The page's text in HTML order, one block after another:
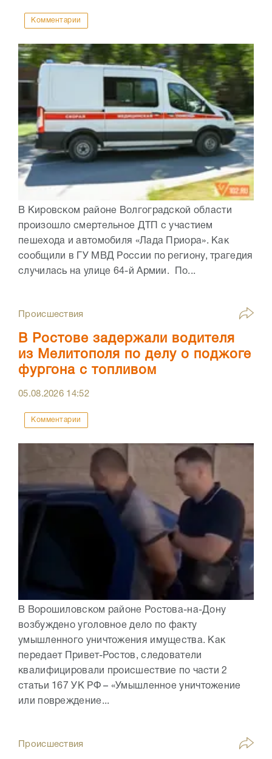
Комментарии
В Кировском районе Волгоградской области
произошло смертельное ДТП с участием
пешехода и автомобиля «Лада Приора». Как
сообщили в ГУ МВД России по региону, трагедия
случилась на улице 64-й Армии. По...
Происшествия
В Ростове задержали водителя
из Мелитополя по делу о поджоге
фургона с топливом
05.08.2026 14:52
Комментарии
В Ворошиловском районе Ростова-на-Дону
возбуждено уголовное дело по факту
умышленного уничтожения имущества. Как
передает Привет-Ростов, следователи
квалифицировали происшествие по части 2
статьи 167 УК РФ – «Умышленное уничтожение
или повреждение...
Происшествия